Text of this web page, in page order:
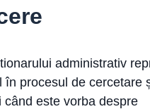
administrativ
în procesul de cercetare
când este vorba despre